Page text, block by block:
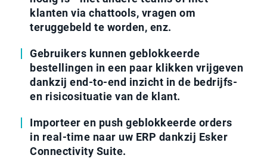
klanten via chattools, vragen om
teruggebeld te worden, enz.
Gebruikers kunnen geblokkeerde
bestellingen in een paar klikken vrijgeven
dankzij end-to-end inzicht in de bedrijfs-
en risicosituatie van de klant.
Importeer en push geblokkeerde orders
in real-time naar uw ERP dankzij Esker
Connectivity Suite.